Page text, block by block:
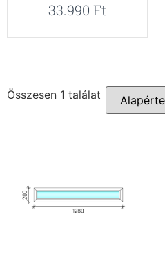
33.990 Ft
Összesen 1 találat